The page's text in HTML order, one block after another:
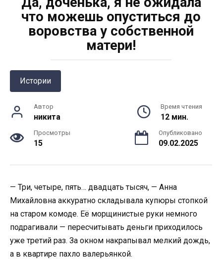
что можешь опуститься до
воровства у собственной
матери!
Истории
Автор
никита
Время чтения
12 мин.
Просмотры
15
Опубликовано
09.02.2025
— Три, четыре, пять… двадцать тысяч, — Анна
Михайловна аккуратно складывала купюры стопкой
на старом комоде. Её морщинистые руки немного
подрагивали — пересчитывать деньги приходилось
уже третий раз. За окном накрапывал мелкий дождь,
а в квартире пахло валерьянкой.